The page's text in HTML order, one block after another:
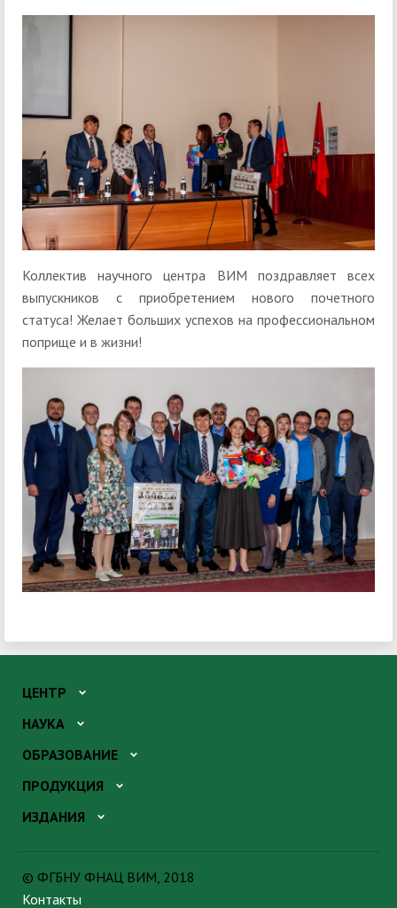
Коллектив научного центра ВИМ поздравляет всех
выпускников с приобретением нового почетного
статуса! Желает больших успехов на профессиональном
поприще и в жизни!
ЦЕНТР
НАУКА
ОБРАЗОВАНИЕ
ПРОДУКЦИЯ
ИЗДАНИЯ
© ФГБНУ ФНАЦ ВИМ, 2018
Контакты